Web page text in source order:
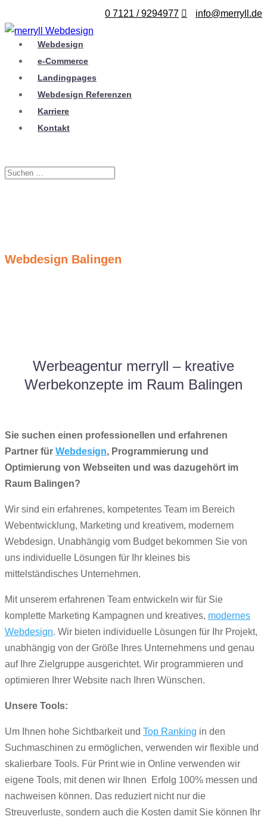
0 7121 / 9294977 info@merryll.de
Webdesign
e-Commerce
Landingpages
Webdesign Referenzen
Karriere
Kontakt
Webdesign Balingen
Werbeagentur merryll – kreative
Werbekonzepte im Raum Balingen
Sie suchen einen professionellen und erfahrenen
Partner für Webdesign, Programmierung und
Optimierung von Webseiten und was dazugehört im
Raum Balingen?
Wir sind ein erfahrenes, kompetentes Team im Bereich
Webentwicklung, Marketing und kreativem, modernem
Webdesign. Unabhängig vom Budget bekommen Sie von
uns individuelle Lösungen für Ihr kleines bis
mittelständisches Unternehmen.
Mit unserem erfahrenen Team entwickeln wir für Sie
komplette Marketing Kampagnen und kreatives, modernes
Webdesign. Wir bieten individuelle Lösungen für Ihr Projekt,
unabhängig von der Größe Ihres Unternehmens und genau
auf Ihre Zielgruppe ausgerichtet. Wir programmieren und
optimieren Ihrer Website nach Ihren Wünschen.
Unsere Tools:
Um Ihnen hohe Sichtbarkeit und Top Ranking in den
Suchmaschinen zu ermöglichen, verwenden wir flexible und
skalierbare Tools. Für Print wie in Online verwenden wir
eigene Tools, mit denen wir Ihnen Erfolg 100% messen und
nachweisen können. Das reduziert nicht nur die
Streuverluste, sondern auch die Kosten damit Sie können Ihr